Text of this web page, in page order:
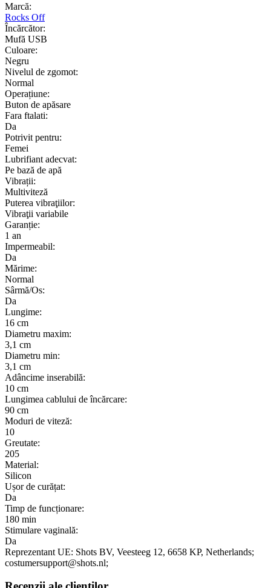
Marcă:
Rocks Off
Încărcător:
Mufă USB
Culoare:
Negru
Nivelul de zgomot:
Normal
Operațiune:
Buton de apăsare
Fara ftalati:
Da
Potrivit pentru:
Femei
Lubrifiant adecvat:
Pe bază de apă
Vibrații:
Multiviteză
Puterea vibraţiilor:
Vibraţii variabile
Garanție:
1 an
Impermeabil:
Da
Mărime:
Normal
Sârmă/Os:
Da
Lungime:
16 cm
Diametru maxim:
3,1 cm
Diametru min:
3,1 cm
Adâncime inserabilă:
10 cm
Lungimea cablului de încărcare:
90 cm
Moduri de viteză:
10
Greutate:
205
Material:
Silicon
Ușor de curățat:
Da
Timp de funcționare:
180 min
Stimulare vaginală:
Da
Reprezentant UE: Shots BV, Veesteeg 12, 6658 KP, Netherlands;
costumersupport@shots.nl;